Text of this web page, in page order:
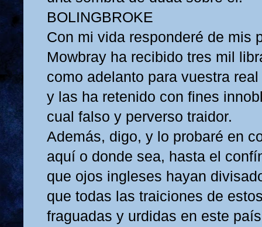
BOLINGBROKE
Con mi vida responderé de mis
Mowbray ha recibido tres mil
como adelanto para vuestra
y las ha retenido con fines
cual falso y perverso traidor.
Además, digo, y lo probaré en
aquí o donde sea, hasta el
que ojos ingleses hayan
que todas las traiciones de
fraguadas y urdidas en este país